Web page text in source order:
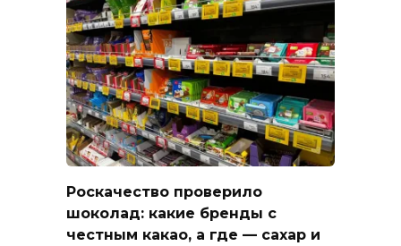
Роскачество проверило
шоколад: какие бренды с
честным какао, а где — сахар и